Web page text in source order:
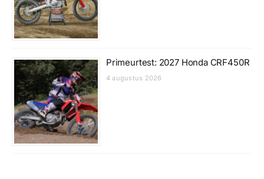
Primeurtest: 2027 Honda CRF450R
4 augustus 2026